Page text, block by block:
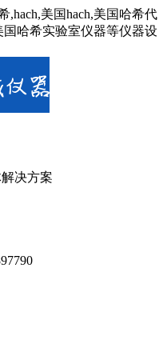
,hach,美国hach,美国哈希代
哈希实验室仪器等仪器设
决方案